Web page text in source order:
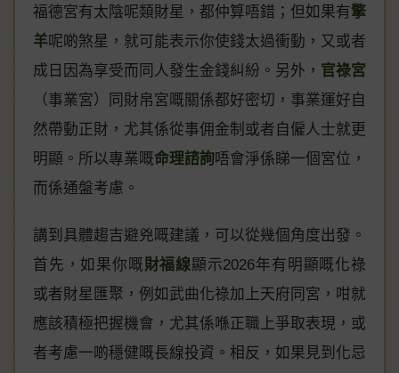
福德宮有太陰呢類財星，都仲算唔錯；但如果有擎
羊呢啲煞星，就可能表示你使錢太過衝動，又或者
成日因為享受而同人發生金錢糾紛。另外， 官祿宮
（事業宮）同財帛宮嘅關係都好密切，事業運好自
然帶動正財，尤其係從事佣金制或者自僱人士就更
明顯。所以專業嘅命理諮詢唔會淨係睇一個宮位，
而係通盤考慮。
講到具體趨吉避兇嘅建議，可以從幾個角度出發。
首先，如果你嘅財福線顯示2026年有明顯嘅化祿
或者財星匯聚，例如武曲化祿加上天府同宮，咁就
應該積極把握機會，尤其係喺正職上爭取表現，或
者考慮一啲穩健嘅長線投資。相反，如果見到化忌